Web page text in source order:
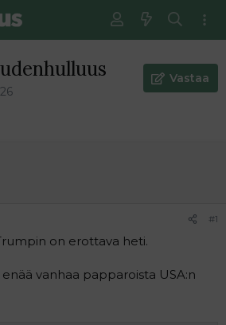
Vastaa
#1
on erottava heti.
vanhaa papparoista USA:n